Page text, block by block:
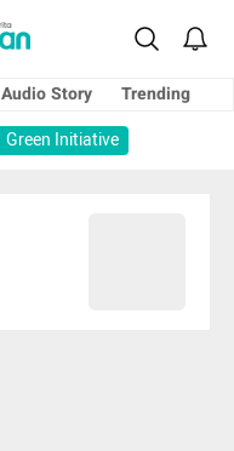
Audio Story
Trending
Green Initiative